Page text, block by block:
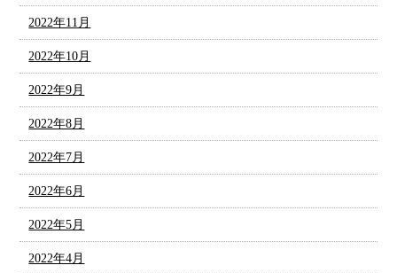
2022年11月
2022年10月
2022年9月
2022年8月
2022年7月
2022年6月
2022年5月
2022年4月